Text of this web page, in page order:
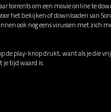
torrents om een movie online te
het bekijken of downloaden van
ook nog eens virussen met zich
de play-knop drukt, want als je die
je tijd waard is.